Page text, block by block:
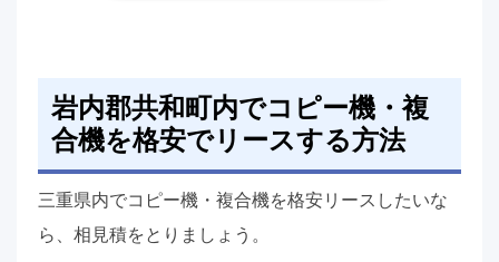
岩内郡共和町内でコピー機・複
合機を格安でリースする方法
三重県内でコピー機・複合機を格安リースしたいな
ら、相見積をとりましょう。